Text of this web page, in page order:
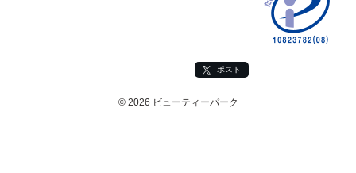
ポスト
© 2026 ビューティーパーク